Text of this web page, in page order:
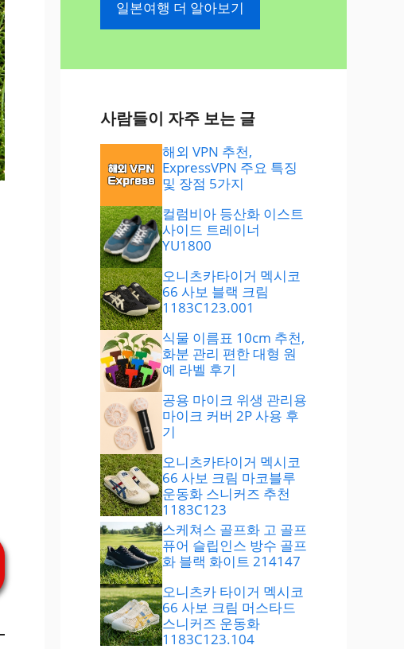
일본여행 더 알아보기
사람들이 자주 보는 글
해외 VPN 추천,
ExpressVPN 주요 특징
및 장점 5가지
컬럼비아 등산화 이스트
사이드 트레이너
YU1800
오니츠카타이거 멕시코
66 사보 블랙 크림
1183C123.001
식물 이름표 10cm 추천,
화분 관리 편한 대형 원
예 라벨 후기
공용 마이크 위생 관리용
마이크 커버 2P 사용 후
기
오니츠카타이거 멕시코
66 사보 크림 마코블루
운동화 스니커즈 추천
1183C123
스케쳐스 골프화 고 골프
퓨어 슬립인스 방수 골프
화 블랙 화이트 214147
오니츠카 타이거 멕시코
66 사보 크림 머스타드
스니커즈 운동화
1183C123.104